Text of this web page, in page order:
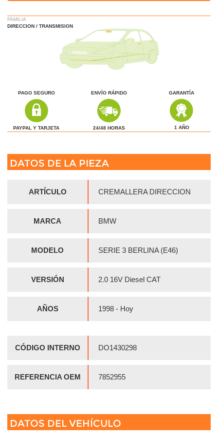
FAMILIA
DIRECCION / TRANSMISION
PAGO SEGURO
PAYPAL Y TARJETA
ENVÍO RÁPIDO
24/48 HORAS
GARANTÍA
1 AÑO
DATOS DE LA PIEZA
ARTÍCULO CREMALLERA DIRECCION
MARCA BMW
MODELO SERIE 3 BERLINA (E46)
VERSIÓN 2.0 16V Diesel CAT
AÑOS 1998 - Hoy
CÓDIGO INTERNO DO1430298
REFERENCIA OEM 7852955
DATOS DEL VEHÍCULO